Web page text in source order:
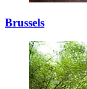
Brussels